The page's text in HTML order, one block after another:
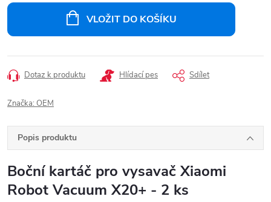
VLOŽIT DO KOŠÍKU
Dotaz k produktu Hlídací pes Sdílet
Značka: OEM
Popis produktu
Boční kartáč pro vysavač Xiaomi
Robot Vacuum X20+ - 2 ks